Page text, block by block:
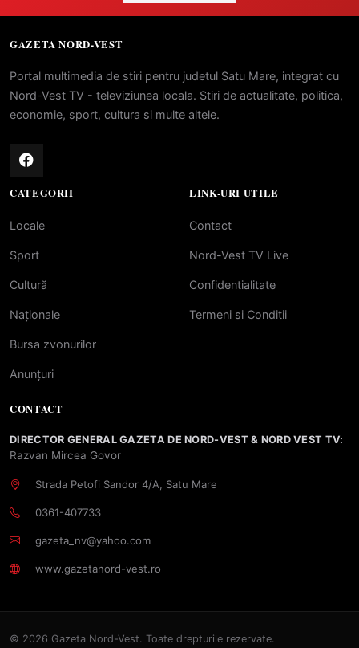
GAZETA NORD-VEST
Portal multimedia de stiri pentru judetul Satu Mare, integrat cu
Nord-Vest TV - televiziunea locala. Stiri de actualitate, politica,
economie, sport, cultura si multe altele.
CATEGORII
Locale
Sport
Cultură
Naționale
Bursa zvonurilor
Anunțuri
LINK-URI UTILE
Contact
Nord-Vest TV Live
Confidentialitate
Termeni si Conditii
CONTACT
DIRECTOR GENERAL GAZETA DE NORD-VEST & NORD VEST TV:
Razvan Mircea Govor
Strada Petofi Sandor 4/A, Satu Mare
0361-407733
gazeta_nv@yahoo.com
www.gazetanord-vest.ro
© 2026 Gazeta Nord-Vest. Toate drepturile rezervate.